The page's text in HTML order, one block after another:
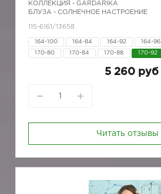
КОЛЛЕКЦИЯ - GARDARIKA
БЛУЗА - СОЛНЕЧНОЕ НАСТРОЕНИЕ
115-6161/13658
164-100 164-84 164-92 164-96
170-80 170-84 170-88 170-92
5 260 руб
Читать отзывы